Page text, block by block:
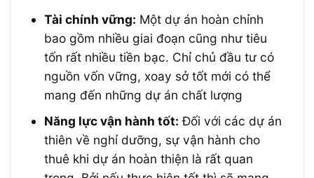
Tài chính vững: Một dự án hoàn chỉnh
bao gồm nhiều giai đoạn cũng như tiêu
tốn rất nhiều tiền bạc. Chỉ chủ đầu tư có
nguồn vốn vững, xoay sở tốt mới có thể
mang đến những dự án chất lượng
Năng lực vận hành tốt: Đối với các dự án
thiên về nghỉ dưỡng, sự vận hành cho
thuê khi dự án hoàn thiện là rất quan